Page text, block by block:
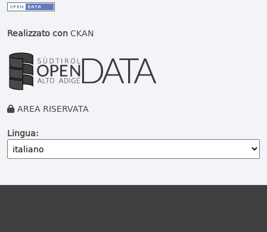
Realizzato conCKAN
AREA RISERVATA
Lingua